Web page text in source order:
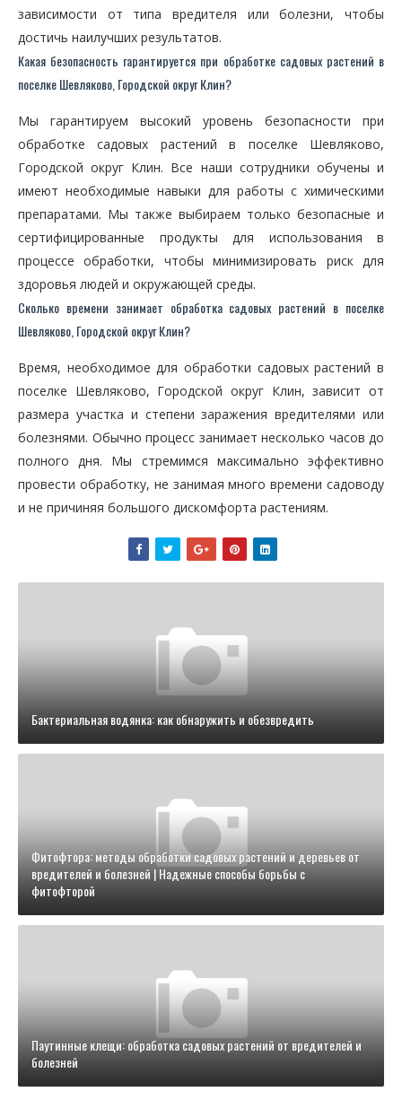
зависимости от типа вредителя или болезни, чтобы
достичь наилучших результатов.
Какая безопасность гарантируется при обработке садовых растений в
поселке Шевляково, Городской округ Клин?
Мы гарантируем высокий уровень безопасности при
обработке садовых растений в поселке Шевляково,
Городской округ Клин. Все наши сотрудники обучены и
имеют необходимые навыки для работы с химическими
препаратами. Мы также выбираем только безопасные и
сертифицированные продукты для использования в
процессе обработки, чтобы минимизировать риск для
здоровья людей и окружающей среды.
Сколько времени занимает обработка садовых растений в поселке
Шевляково, Городской округ Клин?
Время, необходимое для обработки садовых растений в
поселке Шевляково, Городской округ Клин, зависит от
размера участка и степени заражения вредителями или
болезнями. Обычно процесс занимает несколько часов до
полного дня. Мы стремимся максимально эффективно
провести обработку, не занимая много времени садоводу
и не причиняя большого дискомфорта растениям.
Бактериальная водянка: как обнаружить и обезвредить
Фитофтора: методы обработки садовых растений и деревьев от
вредителей и болезней | Надежные способы борьбы с
фитофторой
Паутинные клещи: обработка садовых растений от вредителей и
болезней